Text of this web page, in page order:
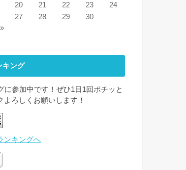
20 21 22 23
24
27 28 29
30
キング
に参加中です！ぜひ1日1回ポチッと
よろしくお願いします！
ンキングへ